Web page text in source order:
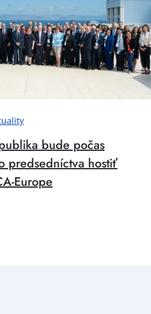
bude počas
predsedníctva hostiť
Europe